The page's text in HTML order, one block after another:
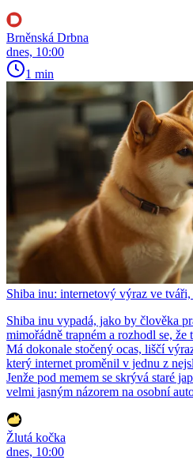
Brněnská Drbna
dnes, 10:00
1 min
Shiba inu: internetový výraz ve
Shiba inu vypadá, jako by člověka
mimořádně trapném a rozhodl se, že
Má dokonale stočený ocas, liščí
který internet proměnil v jednu z
Jenže pod memem se skrývá staré
velmi jasným názorem na osobní
Žlutá kočka
dnes, 10:00